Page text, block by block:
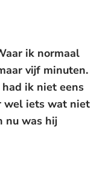
ik normaal
vijf minuten.
ik niet eens
wel iets wat niet
nu was hij